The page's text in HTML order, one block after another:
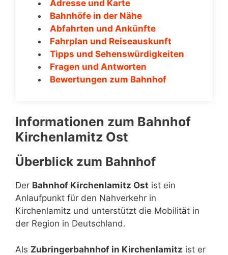
Adresse und Karte
Bahnhöfe in der Nähe
Abfahrten und Ankünfte
Fahrplan und Reiseauskunft
Tipps und Sehenswürdigkeiten
Fragen und Antworten
Bewertungen zum Bahnhof
Informationen zum Bahnhof
Kirchenlamitz Ost
Überblick zum Bahnhof
Der Bahnhof Kirchenlamitz Ost ist ein
Anlaufpunkt für den Nahverkehr in
Kirchenlamitz und unterstützt die Mobilität in
der Region in Deutschland.
Als Zubringerbahnhof in Kirchenlamitz ist er